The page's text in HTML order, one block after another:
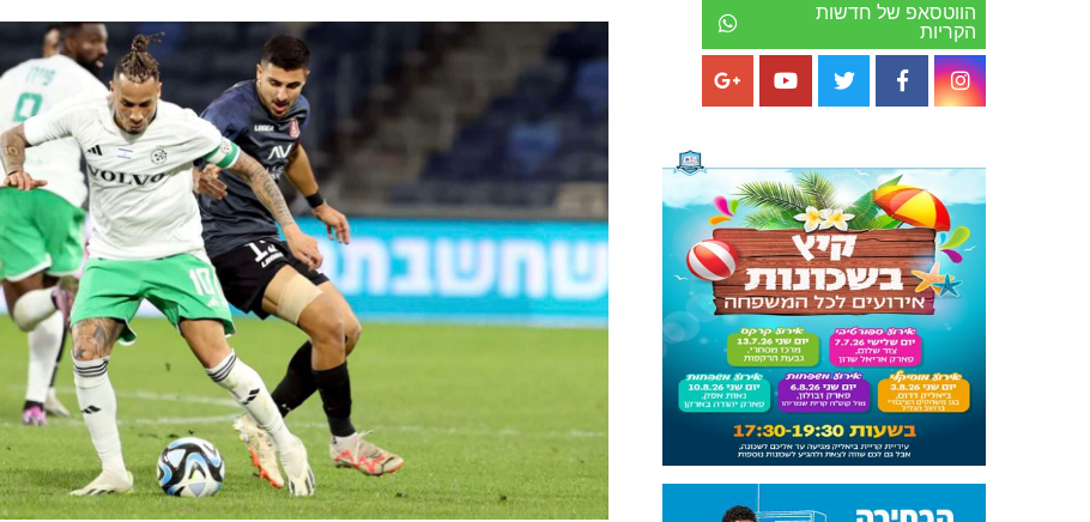
הווטסאפ של חדשות
הקריות